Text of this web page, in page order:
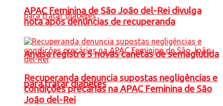
Anvisa registra 5 novas canetas de semaglutida
para tratar diabetes
APAC Feminina de São João del-Rei divulga
nota após denúncias de recuperanda
Recuperanda denuncia supostas negligências e
condições precárias na APAC Feminina de São
João del-Rei